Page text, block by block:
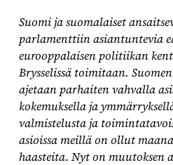
Suomi ja suomalaiset
parlamenttiin asiantuntevia
eurooppalaisen politiikan
Brysselissä toimitaan.
ajetaan parhaiten vahvalla
kokemuksella ja
valmistelusta ja
asioissa meillä on ollut
haasteita. Nyt on muutoksen